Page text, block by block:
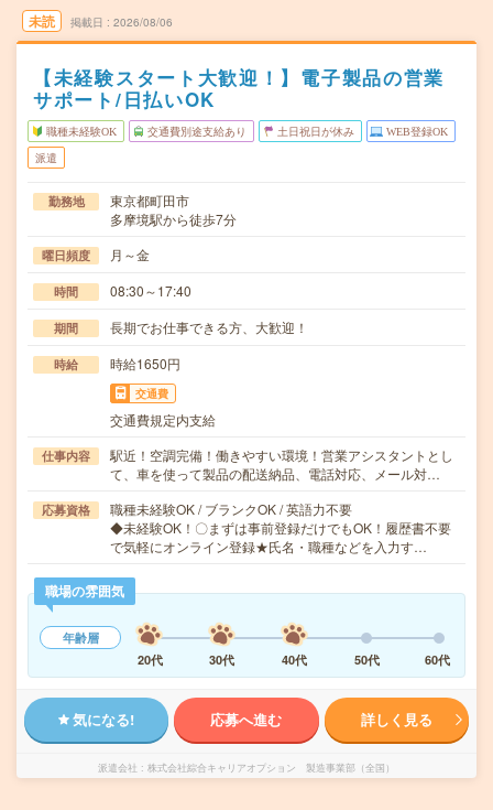
未読 掲載日 2026/08/06
【未経験スタート大歓迎！】電子製品の営業
サポート/日払いOK
職種未経験OK 交通費別途支給あり 土日祝日が休み WEB登録OK
派遣
勤務地
東京都町田市
多摩境駅から徒歩7分
曜日頻度 月～金
時間 08:30～17:40
期間 長期でお仕事できる方、大歓迎！
時給 時給1650円
交通費
交通費規定内支給
仕事内容
駅近！空調完備！働きやすい環境！営業アシスタントとし
て、車を使って製品の配送納品、電話対応、メール対…
応募資格
職種未経験OK / ブランクOK / 英語力不要
◆未経験OK！〇まずは事前登録だけでもOK！履歴書不要
で気軽にオンライン登録★氏名・職種などを入力す…
職場の雰囲気
年齢層
20代
30代 40代 50代 60代
気になる! 応募へ進む 詳しく見る
派遣会社 株式会社綜合キャリアオプション 製造事業部（全国）